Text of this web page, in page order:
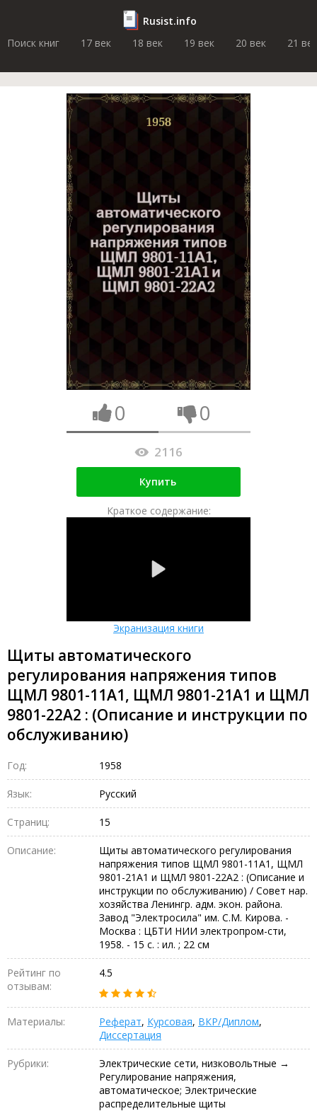
Rusist.info
Поиск книг
17 век 18 век 19 век 20 век 21 век
0 0
2116
Купить
Краткое содержание:
Экранизация книги
Щиты автоматического
регулирования напряжения типов
ЩМЛ 9801-11А1, ЩМЛ 9801-21А1 и ЩМЛ
9801-22А2 : (Описание и инструкции по
обслуживанию)
Год: 1958
Язык: Русский
Страниц: 15
Описание:
Щиты автоматического регулирования
напряжения типов ЩМЛ 9801-11А1, ЩМЛ
9801-21А1 и ЩМЛ 9801-22А2 : (Описание и
инструкции по обслуживанию) / Совет нар.
хозяйства Ленингр. адм. экон. района.
Завод "Электросила" им. С.М. Кирова. -
Москва : ЦБТИ НИИ электропром-сти,
1958. - 15 с. : ил. ; 22 см
Рейтинг по
отзывам:
4.5
Материалы: Реферат, Курсовая, ВКР/Диплом,
Диссертация
Рубрики:
Электрические сети, низковольтные →
Регулирование напряжения,
автоматическое; Электрические
распределительные щиты